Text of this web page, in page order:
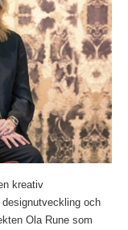
kreativ
och
Ola Rune som